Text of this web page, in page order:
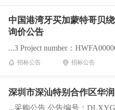
中国港湾牙买加蒙特哥贝
询价公告
...3 Project number：
招标公告 招标公告
深圳市深汕特别合作区华
...采购公告 公告编号：